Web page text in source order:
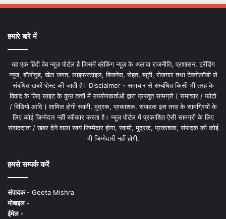
हमारे बारे में
यह एक हिंदी वेब न्यूज़ पोर्टल है जिसमें ब्रेकिंग न्यूज़ के अलावा राजनीति, प्रशासन, ट्रेंडिंग
न्यूज, बॉलीवुड, खेल जगत, लाइफस्टाइल, बिजनेस, सेहत, ब्यूटी, रोजगार तथा टेक्नोलॉजी से
संबंधित खबरें पोस्ट की जाती है। Disclaimer - समाचार से सम्बंधित किसी भी तरह के
विवाद के लिए साइट के कुछ तत्वों में उपयोगकर्ताओं द्वारा प्रस्तुत सामग्री ( समाचार / फोटो
/ विडियो आदि ) शामिल होगी स्वामी, मुद्रक, प्रकाशक, संपादक इस तरह के सामग्रियों के
लिए कोई ज़िम्मेदार नहीं स्वीकार करता है। न्यूज़ पोर्टल में प्रकाशित ऐसी सामग्री के लिए
संवाददाता / खबर देने वाला स्वयं जिम्मेदार होगा, स्वामी, मुद्रक, प्रकाशक, संपादक की कोई
भी जिम्मेदारी नहीं होगी.
हमसे सम्पर्क करें
संपादक - Geeta Mishra
मोबाइल -
ईमेल -